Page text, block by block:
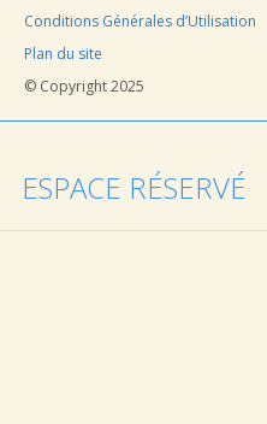
Conditions Générales d’Utilisation
Plan du site
© Copyright 2025
ESPACE RÉSERVÉ